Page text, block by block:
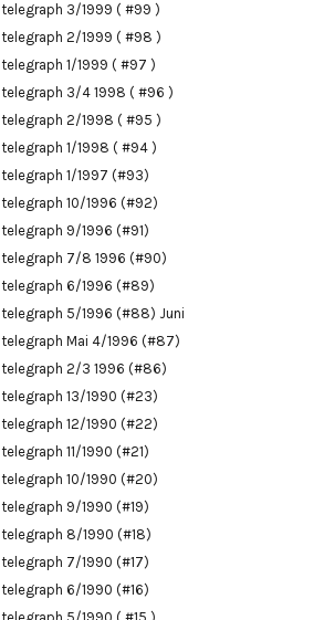
telegraph 3/1999 ( #99 )
telegraph 2/1999 ( #98 )
telegraph 1/1999 ( #97 )
telegraph 3/4 1998 ( #96 )
telegraph 2/1998 ( #95 )
telegraph 1/1998 ( #94 )
telegraph 1/1997 (#93)
telegraph 10/1996 (#92)
telegraph 9/1996 (#91)
telegraph 7/8 1996 (#90)
telegraph 6/1996 (#89)
telegraph 5/1996 (#88) Juni
telegraph Mai 4/1996 (#87)
telegraph 2/3 1996 (#86)
telegraph 13/1990 (#23)
telegraph 12/1990 (#22)
telegraph 11/1990 (#21)
telegraph 10/1990 (#20)
telegraph 9/1990 (#19)
telegraph 8/1990 (#18)
telegraph 7/1990 (#17)
telegraph 6/1990 (#16)